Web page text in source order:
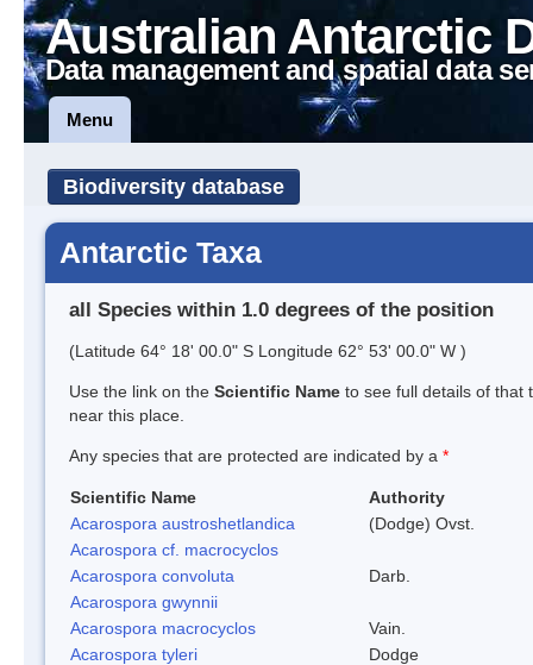
Australian Antarctic
Data management and spatial data
Menu
Biodiversity database
Antarctic Taxa
all Species within 1.0 degrees of the position
(Latitude 64° 18' 00.0" S Longitude 62° 53' 00.0" W )
Use the link on the Scientific Name to see full details of that
near this place.
Any species that are protected are indicated by a *
Scientific Name
Authority
Acarospora austroshetlandica
(Dodge) Ovst.
Acarospora cf. macrocyclos
Acarospora convoluta
Darb.
Acarospora gwynnii
Acarospora macrocyclos
Vain.
Acarospora tyleri
Dodge